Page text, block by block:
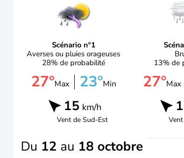
Scénario n°1
Averses ou pluies orageuses
28% de probabilité
27°Max 23°Min
15 km/h
Vent deSud-Est
13% de
27°Max
Du 12 au 18 octobre